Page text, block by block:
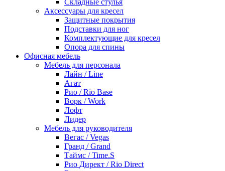
Складные стулья
Аксессуары для кресел
Защитные покрытия
Подставки для ног
Комплектующие для кресел
Опора для спины
Офисная мебель
Мебель для персонала
Лайн / Line
Агат
Рио / Rio Base
Ворк / Work
Лофт
Лидер
Мебель для руководителя
Вегас / Vegas
Гранд / Grand
Таймс / Time.S
Рио Директ / Rio Direct